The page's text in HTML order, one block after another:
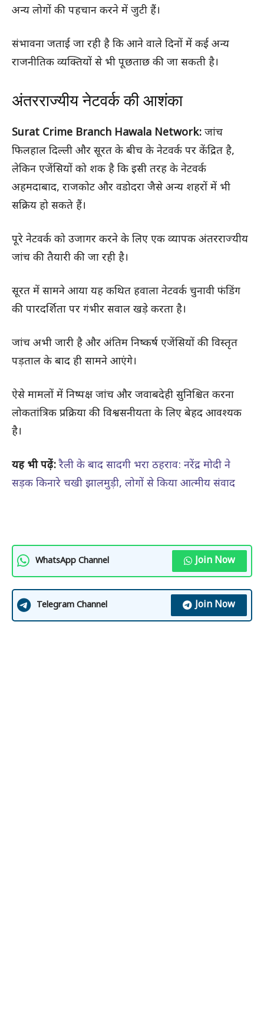
अन्य लोगों की पहचान करने में जुटी हैं।
संभावना जताई जा रही है कि आने वाले दिनों में कई अन्य
राजनीतिक व्यक्तियों से भी पूछताछ की जा सकती है।
अंतरराज्यीय नेटवर्क की आशंका
Surat Crime Branch Hawala Network: जांच
फिलहाल दिल्ली और सूरत के बीच के नेटवर्क पर केंद्रित है,
लेकिन एजेंसियों को शक है कि इसी तरह के नेटवर्क
अहमदाबाद, राजकोट और वडोदरा जैसे अन्य शहरों में भी
सक्रिय हो सकते हैं।
पूरे नेटवर्क को उजागर करने के लिए एक व्यापक अंतरराज्यीय
जांच की तैयारी की जा रही है।
सूरत में सामने आया यह कथित हवाला नेटवर्क चुनावी फंडिंग
की पारदर्शिता पर गंभीर सवाल खड़े करता है।
जांच अभी जारी है और अंतिम निष्कर्ष एजेंसियों की विस्तृत
पड़ताल के बाद ही सामने आएंगे।
ऐसे मामलों में निष्पक्ष जांच और जवाबदेही सुनिश्चित करना
लोकतांत्रिक प्रक्रिया की विश्वसनीयता के लिए बेहद आवश्यक
है।
यह भी पढ़ें: रैली के बाद सादगी भरा ठहराव: नरेंद्र मोदी ने
सड़क किनारे चखी झालमुड़ी, लोगों से किया आत्मीय संवाद
WhatsApp Channel Join Now
Telegram Channel Join Now